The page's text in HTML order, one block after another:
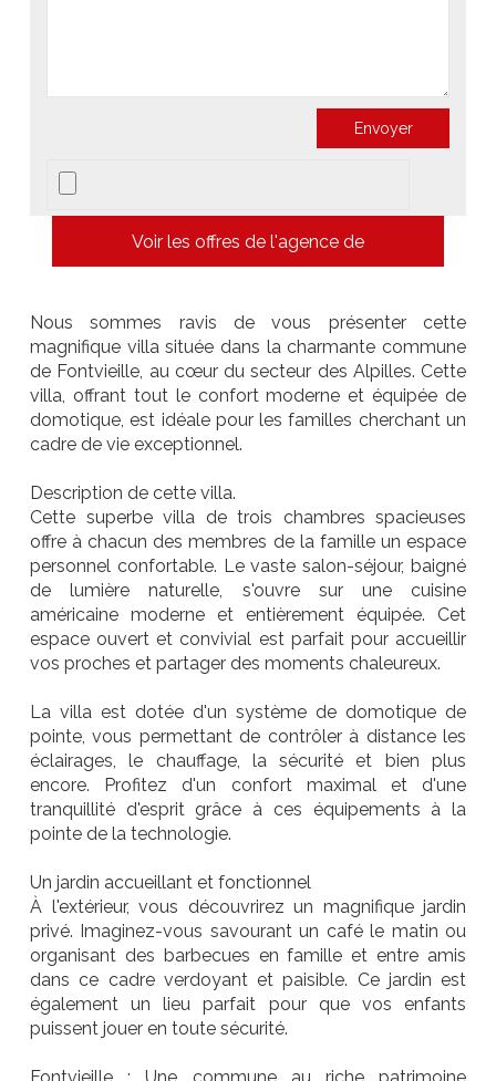
Voir les offres de l'agence de
Nous sommes ravis de vous présenter cette
magnifique villa située dans la charmante commune
de Fontvieille, au cœur du secteur des Alpilles. Cette
villa, offrant tout le confort moderne et équipée de
domotique, est idéale pour les familles cherchant un
cadre de vie exceptionnel.
Description de cette villa.
Cette superbe villa de trois chambres spacieuses
offre à chacun des membres de la famille un espace
personnel confortable. Le vaste salon-séjour, baigné
de lumière naturelle, s'ouvre sur une cuisine
américaine moderne et entièrement équipée. Cet
espace ouvert et convivial est parfait pour accueillir
vos proches et partager des moments chaleureux.
La villa est dotée d'un système de domotique de
pointe, vous permettant de contrôler à distance les
éclairages, le chauffage, la sécurité et bien plus
encore. Profitez d'un confort maximal et d'une
tranquillité d'esprit grâce à ces équipements à la
pointe de la technologie.
Un jardin accueillant et fonctionnel
À l'extérieur, vous découvrirez un magnifique jardin
privé. Imaginez-vous savourant un café le matin ou
organisant des barbecues en famille et entre amis
dans ce cadre verdoyant et paisible. Ce jardin est
également un lieu parfait pour que vos enfants
puissent jouer en toute sécurité.